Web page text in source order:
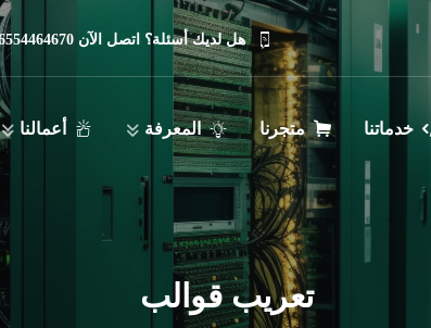
هل لديك أسئلة؟ اتصل الآن 966554464670
خدماتنا متجرنا المعرفة أعمالنا
تعريب قوالب